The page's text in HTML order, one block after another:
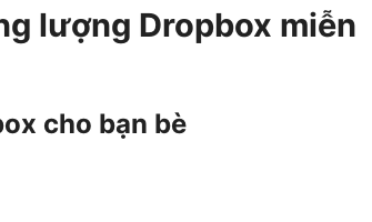
lượng Dropbox miễn
cho bạn bè